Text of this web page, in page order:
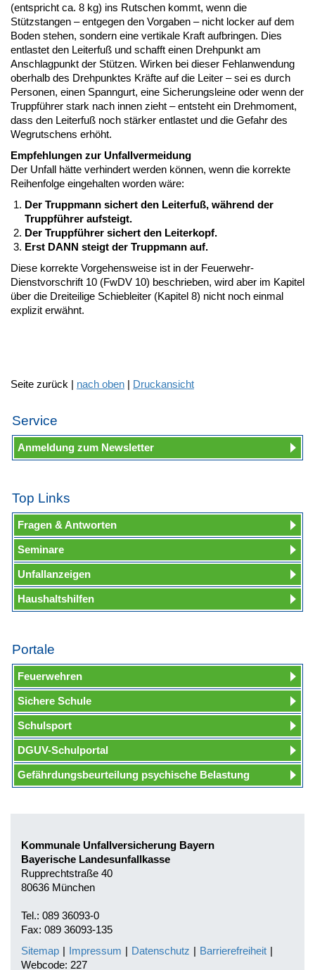
(entspricht ca. 8 kg) ins Rutschen kommt, wenn die
Stützstangen – entgegen den Vorgaben – nicht locker auf dem
Boden stehen, sondern eine vertikale Kraft aufbringen. Dies
entlastet den Leiterfuß und schafft einen Drehpunkt am
Anschlagpunkt der Stützen. Wirken bei dieser Fehlanwendung
oberhalb des Drehpunktes Kräfte auf die Leiter – sei es durch
Personen, einen Spanngurt, eine Sicherungsleine oder wenn der
Truppführer stark nach innen zieht – entsteht ein Drehmoment,
dass den Leiterfuß noch stärker entlastet und die Gefahr des
Wegrutschens erhöht.
Empfehlungen zur Unfallvermeidung
Der Unfall hätte verhindert werden können, wenn die korrekte
Reihenfolge eingehalten worden wäre:
Der Truppmann sichert den Leiterfuß, während der
Truppführer aufsteigt.
Der Truppführer sichert den Leiterkopf.
Erst DANN steigt der Truppmann auf.
Diese korrekte Vorgehensweise ist in der Feuerwehr-
Dienstvorschrift 10 (FwDV 10) beschrieben, wird aber im Kapitel
über die Dreiteilige Schiebleiter (Kapitel 8) nicht noch einmal
explizit erwähnt.
Seite zurück | nach oben | Druckansicht
Service
Anmeldung zum Newsletter
Top Links
Fragen & Antworten
Seminare
Unfallanzeigen
Haushaltshilfen
Portale
Feuerwehren
Sichere Schule
Schulsport
DGUV-Schulportal
Gefährdungsbeurteilung psychische Belastung
Kommunale Unfallversicherung Bayern
Bayerische Landesunfallkasse
Rupprechtstraße 40
80636 München
Tel.: 089 36093-0
Fax: 089 36093-135
Sitemap | Impressum | Datenschutz | Barrierefreiheit |
Webcode: 227